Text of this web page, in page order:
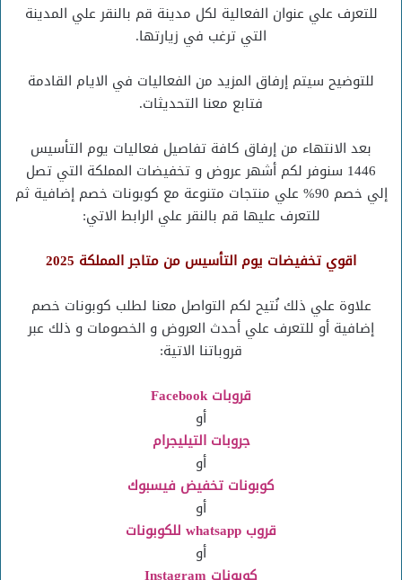
للتعرف علي عنوان الفعالية لكل مدينة قم بالنقر علي المدينة
التي ترغب في زيارتها.
للتوضيح سيتم إرفاق المزيد من الفعاليات في الايام القادمة
فتابع معنا التحديثات.
بعد الانتهاء من إرفاق كافة تفاصيل فعاليات يوم التأسيس
1446 سنوفر لكم أشهر عروض و تخفيضات المملكة التي تصل
إلي خصم 90% علي منتجات متنوعة مع كوبونات خصم إضافية ثم
للتعرف عليها قم بالنقر علي الرابط الاتي:
اقوي تخفيضات يوم التأسيس من متاجر المملكة 2025
علاوة علي ذلك نُتيح لكم التواصل معنا لطلب كوبونات خصم
إضافية أو للتعرف علي أحدث العروض و الخصومات و ذلك عبر
قروباتنا الاتية:
قروبات Facebook
أو
جروبات التيليجرام
أو
كوبونات تخفيض فيسبوك
أو
قروب whatsapp للكوبونات
أو